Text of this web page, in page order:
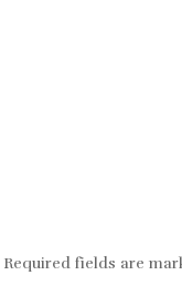
Required fields are